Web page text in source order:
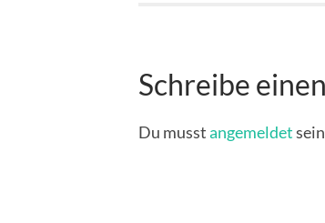
Schreibe
Du musstangemeldet